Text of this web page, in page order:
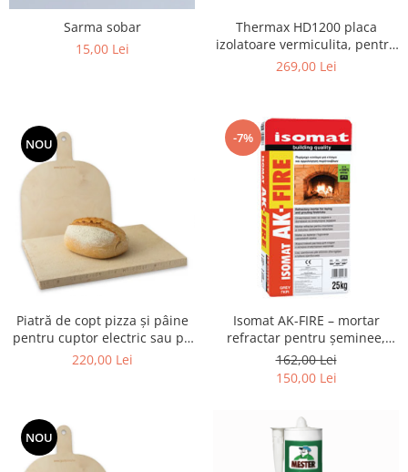
Sarma sobar
15,00 Lei
Thermax HD1200 placa
izolatoare vermiculita, pentru
focare, 500X610X30 mm
269,00 Lei
NOU
Piatră de copt pizza și pâine
pentru cuptor electric sau pe
gaz – set cu paletă din lemn
220,00 Lei
-7%
Isomat AK-FIRE – mortar
refractar pentru șeminee,
grătare și cuptoare – sac 25 kg
162,00 Lei
150,00 Lei
NOU